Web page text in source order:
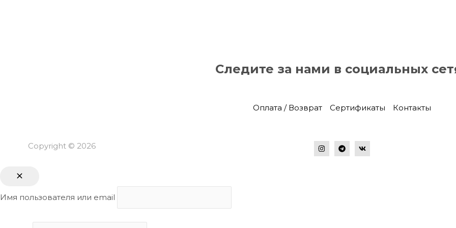
Следите за нами в социальных
Оплата / Возврат Сертификаты Контакты
Copyright © 2026
Имя пользователя или email